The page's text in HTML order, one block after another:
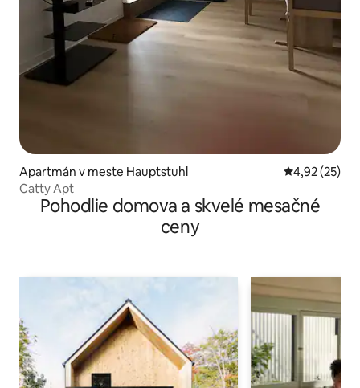
Apartmán v meste Hauptstuhl Priemerné
4,92 (25)
Catty Apt
Pohodlie domova a skvelé mesačné
ceny